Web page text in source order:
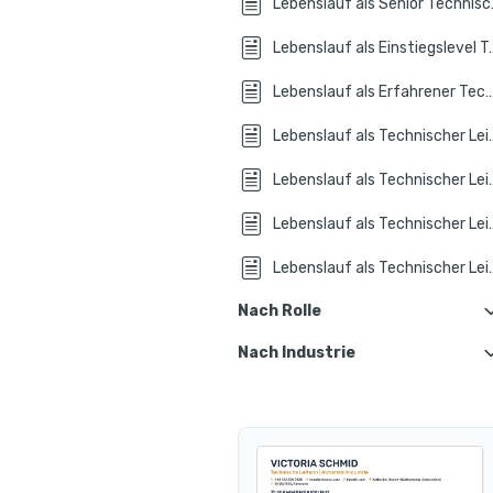
Lebenslauf als
Lebenslauf als Erfahrener Technischer Leiter
Lebenslauf als
Lebenslauf als
Lebenslauf als
Lebenslauf als
Nach Rolle
Lebenslauf als
Nach Industrie